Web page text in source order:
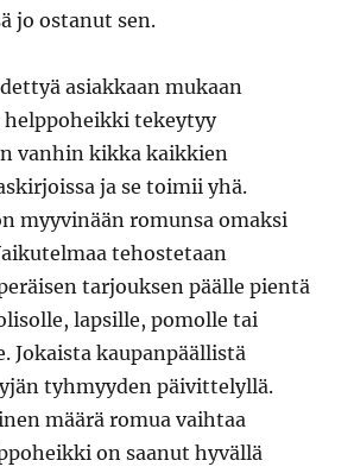
jo ostanut sen.
asiakkaan mukaan
helppoheikki tekeytyy
vanhin kikka kaikkien
ja se toimii yhä.
myyvinään romunsa omaksi
tehostetaan
tarjouksen päälle pientä
lapsille, pomolle tai
Jokaista kaupanpäällistä
tyhmyyden päivittelyllä.
määrä romua vaihtaa
on saanut hyvällä